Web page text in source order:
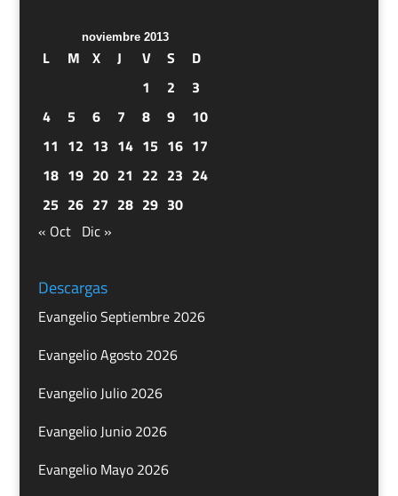
noviembre 2013
L M X J V S
D
1
2
3
4
5 6 7 8 9
10
11 12 13 14 15 16 17
18 19 20 21 22 23 24
25 26 27 28 29 30
« Oct Dic »
Descargas
Evangelio Septiembre 2026
Evangelio Agosto 2026
Evangelio Julio 2026
Evangelio Junio 2026
Evangelio Mayo 2026